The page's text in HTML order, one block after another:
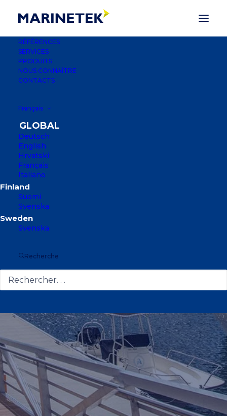
RÉFÉRENCES
SERVICES
PRODUITS
NOUS CONNAÎTRE
CONTACTS
Français
Deutsch
English
Hrvatski
Français
Italiano
Suomi
Svenska
Svenska
Recherche